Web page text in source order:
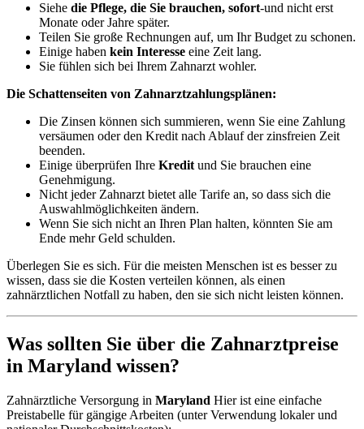
Siehe die Pflege, die Sie brauchen, sofort-und nicht erst
Monate oder Jahre später.
Teilen Sie große Rechnungen auf, um Ihr Budget zu schonen.
Einige haben kein Interesse eine Zeit lang.
Sie fühlen sich bei Ihrem Zahnarzt wohler.
Die Schattenseiten von Zahnarztzahlungsplänen:
Die Zinsen können sich summieren, wenn Sie eine Zahlung
versäumen oder den Kredit nach Ablauf der zinsfreien Zeit
beenden.
Einige überprüfen Ihre Kredit und Sie brauchen eine
Genehmigung.
Nicht jeder Zahnarzt bietet alle Tarife an, so dass sich die
Auswahlmöglichkeiten ändern.
Wenn Sie sich nicht an Ihren Plan halten, könnten Sie am
Ende mehr Geld schulden.
Überlegen Sie es sich. Für die meisten Menschen ist es besser zu
wissen, dass sie die Kosten verteilen können, als einen
zahnärztlichen Notfall zu haben, den sie sich nicht leisten können.
Was sollten Sie über die Zahnarztpreise
in Maryland wissen?
Zahnärztliche Versorgung in Maryland Hier ist eine einfache
Preistabelle für gängige Arbeiten (unter Verwendung lokaler und